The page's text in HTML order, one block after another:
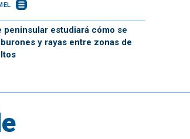
peninsular estudiará cómo se
y rayas entre zonas de